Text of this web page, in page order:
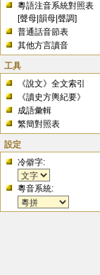
粵語注音系統對照表
[聲母 |韻母 |聲調]
普通話音節表
其他方言讀音
工具
《說文》全文索引
《讀史方輿紀要》
成語彙輯
繁簡對照表
設定
冷僻字:
粵音系統: